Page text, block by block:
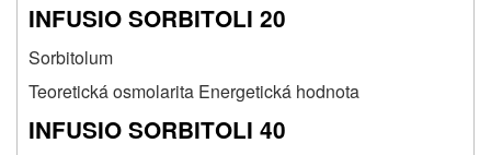
INFUSIO SORBITOLI 20
Sorbitolum
Teoretická osmolarita Energetická hodnota
INFUSIO SORBITOLI 40